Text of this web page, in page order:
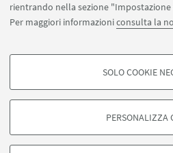
rientrando nella sezione
Per maggiori informazioniconsulta la
COOKIE DI PROFILAZIONE -
degli utenti, creare profili in base al loro
di marketing.
SOLO COOKIE
PERSONALIZZA
APP:
©Copyright 2026 - ALMA MATER
Bologna - Via Zamboni, 33 - 40126
Privacy
Note legali